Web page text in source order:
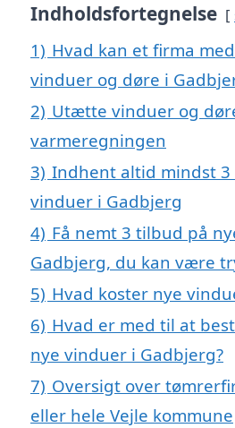
Indholdsfortegnelse
1) Hvad kan et firma
vinduer og døre i
2) Utætte vinduer og
varmeregningen
3) Indhent altid mindst
vinduer i Gadbjerg
4) Få nemt 3 tilbud på
Gadbjerg, du kan være
5) Hvad koster nye
6) Hvad er med til at
nye vinduer i Gadbjerg?
7) Oversigt over
eller hele Vejle kommune